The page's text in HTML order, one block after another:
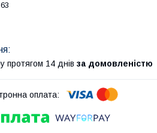
протягом 14 днів за домовленістю